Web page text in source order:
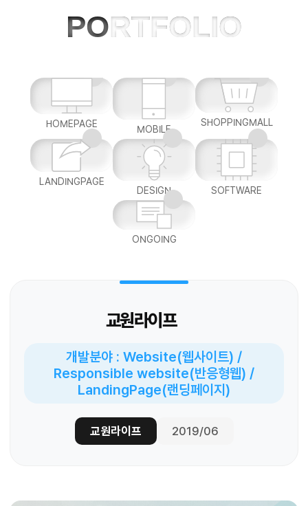
PORTFOLIO
HOMEPAGE MOBILE
SHOPPINGMALL
LANDINGPAGE
DESIGN
SOFTWARE
ONGOING
교원라이프
개발분야 : Website(웹사이트) /
Responsible website(반응형웹) /
LandingPage(랜딩페이지)
교원라이프 2019/06